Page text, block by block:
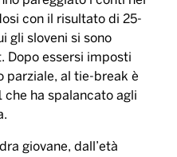
con il risultato di 25-
gli sloveni si sono
Dopo essersi imposti
parziale, al tie-break è
che ha spalancato agli
giovane, dall’età